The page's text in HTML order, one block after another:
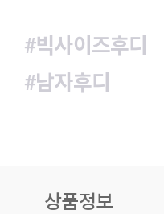
#빅사이즈후디
#남자후디
상품정보